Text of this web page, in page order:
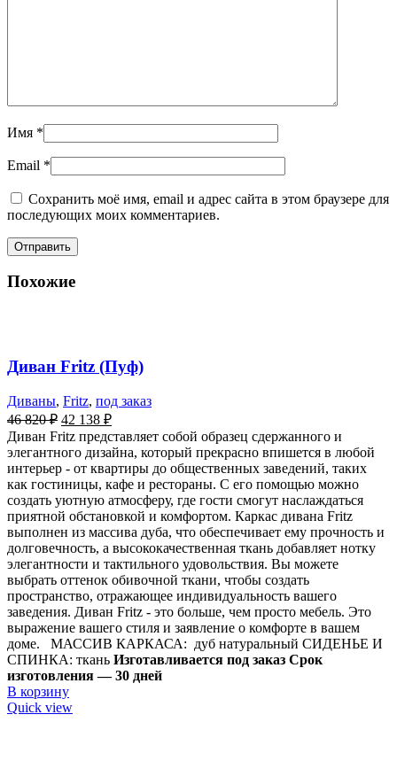
Имя *
Email *
Сохранить моё имя, email и адрес сайта в этом браузере для
последующих моих комментариев.
Похожие
Диван Fritz (Пуф)
Диваны, Fritz, под заказ
46 820₽ 42 138 ₽
Диван Fritz представляет собой образец сдержанного и
элегантного дизайна, который прекрасно впишется в любой
интерьер - от квартиры до общественных заведений, таких
как гостиницы, кафе и рестораны. С его помощью можно
создать уютную атмосферу, где гости смогут наслаждаться
приятной обстановкой и комфортом. Каркас дивана Fritz
выполнен из массива дуба, что обеспечивает ему прочность и
долговечность, а высококачественная ткань добавляет нотку
элегантности и тактильного удовольствия. Вы можете
выбрать оттенок обивочной ткани, чтобы создать
пространство, отражающее индивидуальность вашего
заведения. Диван Fritz - это больше, чем просто мебель. Это
выражение вашего стиля и заявление о комфорте в вашем
доме. МАССИВ КАРКАСА: дуб натуральный СИДЕНЬЕ И
СПИНКА: ткань Изготавливается под заказ Срок
изготовления — 30 дней
В корзину
Quick view